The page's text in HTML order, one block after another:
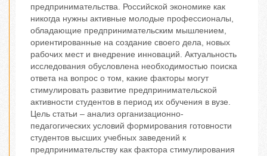
предпринимательства. Российской экономике как
никогда нужны активные молодые профессионалы,
обладающие предпринимательским мышлением,
ориентированные на создание своего дела, новых
рабочих мест и внедрение инноваций. Актуальность
исследования обусловлена необходимостью поиска
ответа на вопрос о том, какие факторы могут
стимулировать развитие предпринимательской
активности студентов в период их обучения в вузе.
Цель статьи – анализ организационно-
педагогических условий формирования готовности
студентов высших учебных заведений к
предпринимательству как фактора стимулирования